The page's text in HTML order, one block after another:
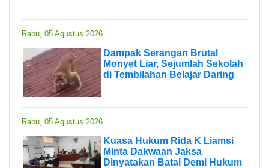
Rabu, 05 Agustus 2026
Dampak Serangan Brutal
Monyet Liar, Sejumlah Sekolah
di Tembilahan Belajar Daring
Rabu, 05 Agustus 2026
Kuasa Hukum Rida K Liamsi
Minta Dakwaan Jaksa
Dinyatakan Batal Demi Hukum